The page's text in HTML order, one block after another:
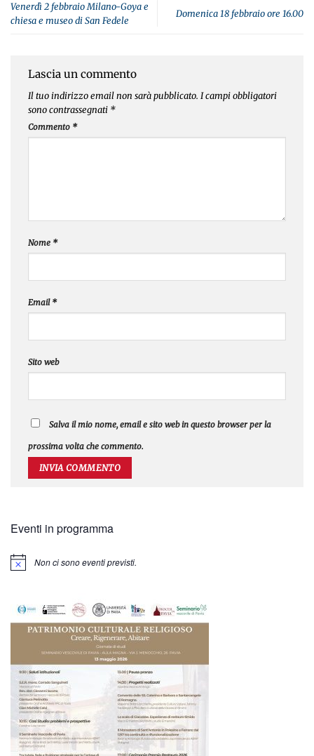
Venerdì 2 febbraio Milano-Goya e
chiesa e museo di San Fedele
Domenica 18 febbraio ore 16.00
Lascia un commento
Il tuo indirizzo email non sarà pubblicato. I campi obbligatori
sono contrassegnati *
Commento *
Nome *
Email *
Sito web
Salva il mio nome, email e sito web in questo browser per la
prossima volta che commento.
Eventi in programma
Notice Non ci sono eventi previsti.